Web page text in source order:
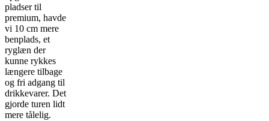
pladser til
premium, havde
vi 10 cm mere
benplads, et
ryglæn der
kunne rykkes
længere tilbage
og fri adgang til
drikkevarer. Det
gjorde turen lidt
mere tålelig.